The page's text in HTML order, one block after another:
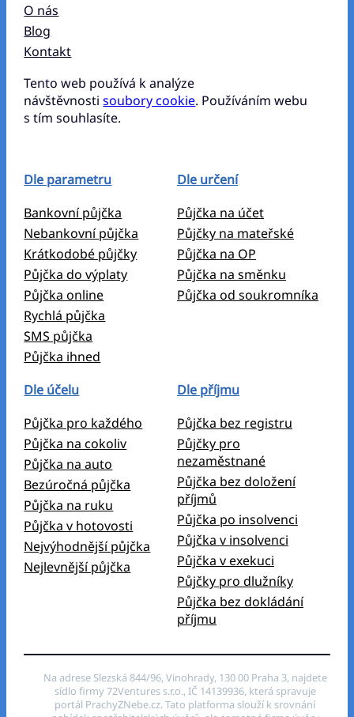
O nás
Blog
Kontakt
Tento web používá k analýze
návštěvnostisoubory cookie. Používáním webu
s tím souhlasíte.
Dle parametru
Bankovní půjčka
Nebankovní půjčka
Krátkodobé půjčky
Půjčka do výplaty
Půjčka online
Rychlá půjčka
SMS půjčka
Půjčka ihned
Dle určení
Půjčka na účet
Půjčky na mateřské
Půjčka na OP
Půjčka na směnku
Půjčka od soukromníka
Dle účelu
Půjčka pro každého
Půjčka na cokoliv
Půjčka na auto
Bezúročná půjčka
Půjčka na ruku
Půjčka v hotovosti
Nejvýhodnější půjčka
Nejlevnější půjčka
Dle příjmu
Půjčka bez registru
Půjčky pro
nezaměstnané
Půjčka bez doložení
příjmů
Půjčka po insolvenci
Půjčka v insolvenci
Půjčka v exekuci
Půjčky pro dlužníky
Půjčka bez dokládání
příjmu
Na adrese Slezská 844/96, Vinohrady, 130 00 Praha 3, najdete
sídlo firmy 72Ventures s.r.o., IČ 14139936, která spravuje
portál PrachyZNebe.cz. Tato platforma slouží k srovnání